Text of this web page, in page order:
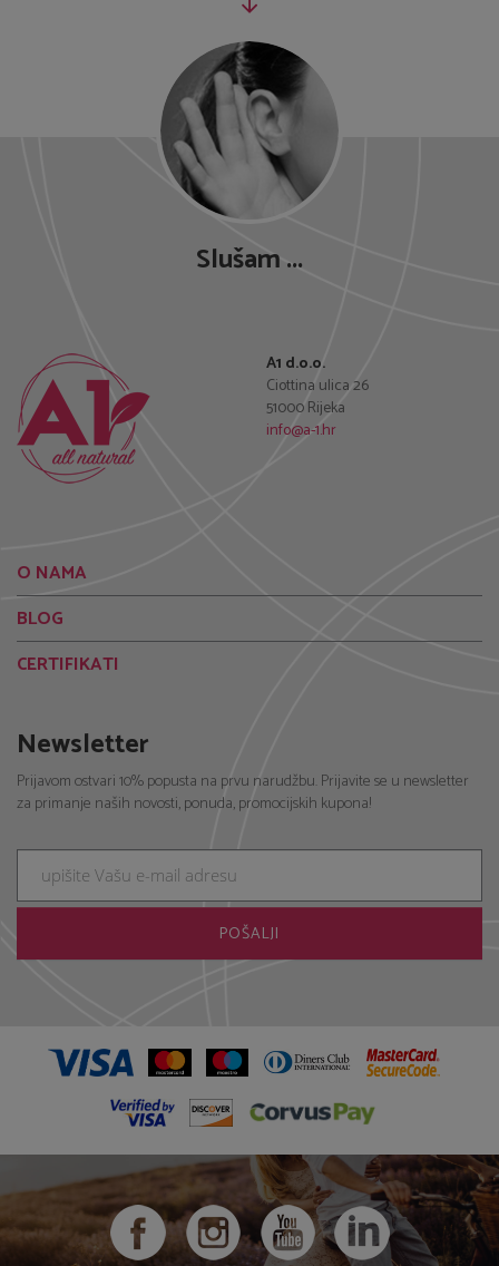
Slušam ...
A1 d.o.o.
Ciottina ulica 26
51000 Rijeka
info@a-1.hr
O NAMA
BLOG
CERTIFIKATI
Newsletter
Prijavom ostvari 10% popusta na prvu narudžbu. Prijavite se u newsletter
za primanje naših novosti, ponuda, promocijskih kupona!